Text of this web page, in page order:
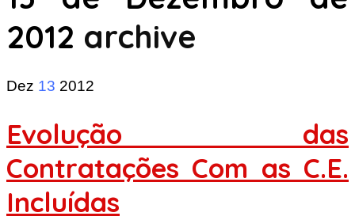
2012 archive
Dez 13 2012
Evolução das
Contratações Com as C.E.
Incluídas